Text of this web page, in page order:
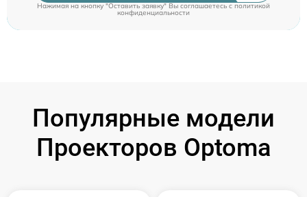
Нажимая на кнопку "Оставить заявку" Вы соглашаетесь cполитикой
конфиденциальности
Популярные модели
Проекторов Optoma